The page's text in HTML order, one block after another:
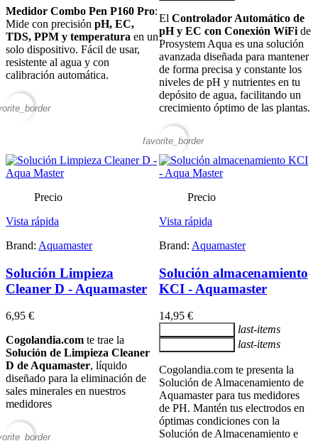
Medidor Combo Pen P160 Pro:
Mide con precisión pH, EC,
TDS, PPM y temperatura en un
solo dispositivo. Fácil de usar,
resistente al agua y con
calibración automática.
El Controlador Automático de
pH y EC con Conexión WiFi de
Prosystem Aqua es una solución
avanzada diseñada para mantener
de forma precisa y constante los
niveles de pH y nutrientes en tu
depósito de agua, facilitando un
crecimiento óptimo de las plantas.
favorite_border
Precio
Vista rápida
Brand: Aquamaster
Solución Limpieza
Cleaner D - Aquamaster
6,95 €
Cogolandia.com te trae la
Solución de Limpieza Cleaner
D de Aquamaster, líquido
diseñado para la eliminación de
sales minerales en nuestros
medidores
Precio
Vista rápida
Brand: Aquamaster
Solución almacenamiento
KCI - Aquamaster
14,95 €
last-items
last-items
Cogolandia.com te presenta la
Solución de Almacenamiento de
Aquamaster para tus medidores
de PH. Mantén tus electrodos en
óptimas condiciones con la
Solución de Almacenamiento e